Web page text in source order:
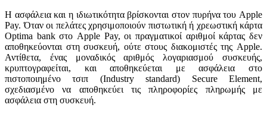
Η ασφάλεια και η ιδιωτικότητα βρίσκονται στον πυρήνα του Apple
Pay. Όταν οι πελάτες χρησιμοποιούν πιστωτική ή χρεωστική κάρτα
Optima bank στο Apple Pay, οι πραγματικοί αριθμοί κάρτας δεν
αποθηκεύονται στη συσκευή, ούτε στους διακομιστές της Apple.
Αντίθετα, ένας μοναδικός αριθμός λογαριασμού συσκευής,
κρυπτογραφείται, και αποθηκεύεται με ασφάλεια στο
πιστοποιημένο τσιπ (Industry standard) Secure Element,
σχεδιασμένο να αποθηκεύει τις πληροφορίες πληρωμής με
ασφάλεια στη συσκευή.